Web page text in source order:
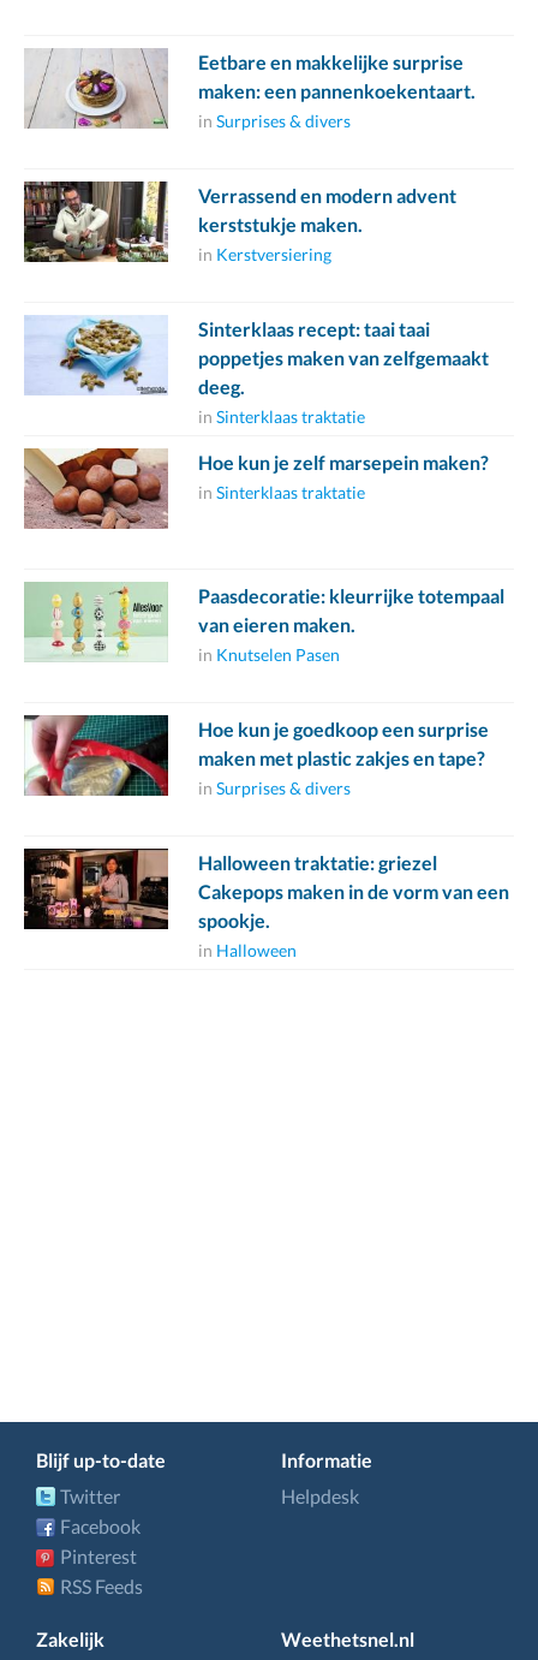
Eetbare en makkelijke surprise
maken: een pannenkoekentaart.
in Surprises & divers
Verrassend en modern advent
kerststukje maken.
in Kerstversiering
Sinterklaas recept: taai taai
poppetjes maken van zelfgemaakt
deeg.
in Sinterklaas traktatie
Hoe kun je zelf marsepein maken?
in Sinterklaas traktatie
Paasdecoratie: kleurrijke totempaal
van eieren maken.
in Knutselen Pasen
Hoe kun je goedkoop een surprise
maken met plastic zakjes en tape?
in Surprises & divers
Halloween traktatie: griezel
Cakepops maken in de vorm van een
spookje.
in Halloween
Blijf up-to-date
Twitter
Facebook
Pinterest
RSS Feeds
Informatie
Helpdesk
Zakelijk Weethetsnel.nl